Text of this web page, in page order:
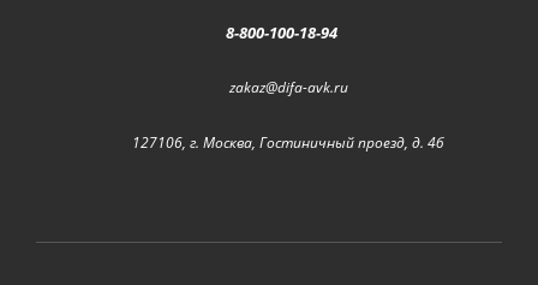
8-800-100-18-94
zakaz@difa-avk.ru
127106, г. Москва, Гостиничный проезд, д. 4б